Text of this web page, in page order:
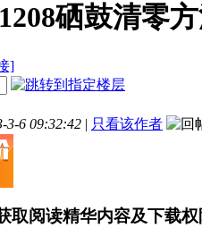
硒鼓清零
]
3-6 09:32:42 | 只看该作者
取阅读精华内容及下载权